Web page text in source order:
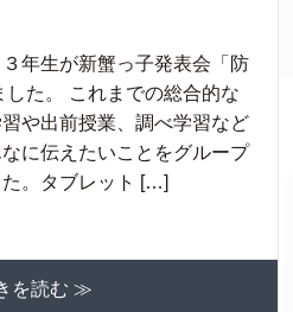
年生が新蟹っ子発表会「防
した。 これまでの総合的な
や出前授業、調べ学習など
に伝えたいことをグループ
。タブレット […]
を読む ≫